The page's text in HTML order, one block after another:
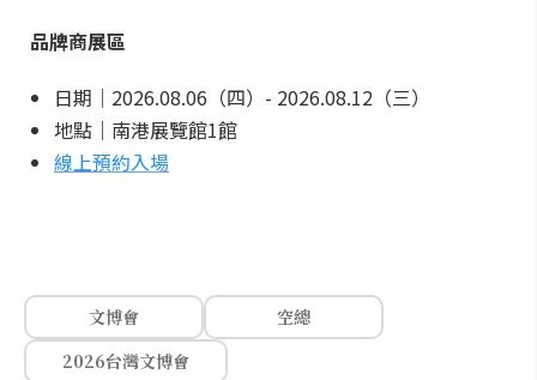
品牌商展區
日期｜2026.08.06（四）- 2026.08.12（三）
地點｜南港展覽館1館
線上預約入場
文博會
空總
2026台灣文博會